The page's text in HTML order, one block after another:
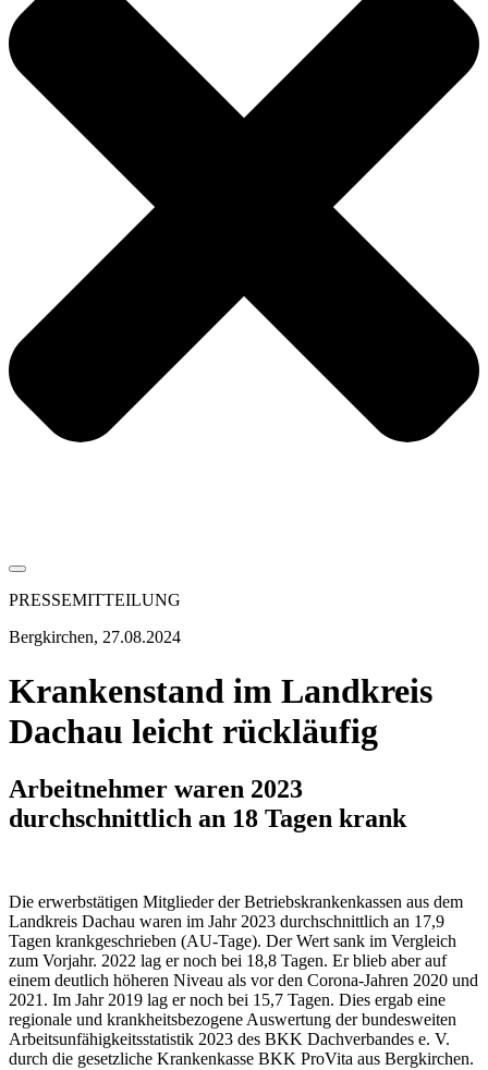
PRESSEMITTEILUNG
Bergkirchen, 27.08.2024
Krankenstand im Landkreis
Dachau leicht rückläufig
Arbeitnehmer waren 2023
durchschnittlich an 18 Tagen krank
Die erwerbstätigen Mitglieder der Betriebskrankenkassen aus dem
Landkreis Dachau waren im Jahr 2023 durchschnittlich an 17,9
Tagen krankgeschrieben (AU-Tage). Der Wert sank im Vergleich
zum Vorjahr. 2022 lag er noch bei 18,8 Tagen. Er blieb aber auf
einem deutlich höheren Niveau als vor den Corona-Jahren 2020 und
2021. Im Jahr 2019 lag er noch bei 15,7 Tagen. Dies ergab eine
regionale und krankheitsbezogene Auswertung der bundesweiten
Arbeitsunfähigkeitsstatistik 2023 des BKK Dachverbandes e. V.
durch die gesetzliche Krankenkasse BKK ProVita aus Bergkirchen.